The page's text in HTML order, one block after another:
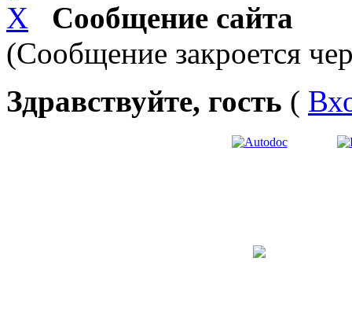
Сообщение сайта
(Сообщение закроется
Здравствуйте, гость (